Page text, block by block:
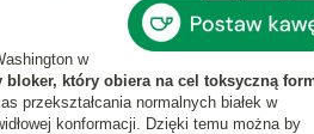
w
który obiera na cel toksyczną
przekształcania normalnych białek w
konformacji. Dzięki temu można by